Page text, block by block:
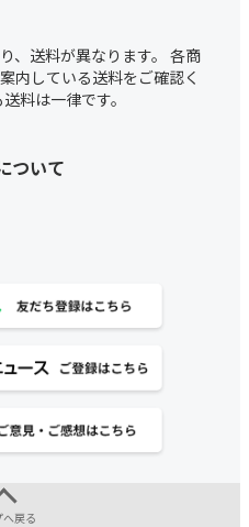
、送料が異なります。 各商
内している送料をご確認く
料は一律です。
ついて
へ戻る